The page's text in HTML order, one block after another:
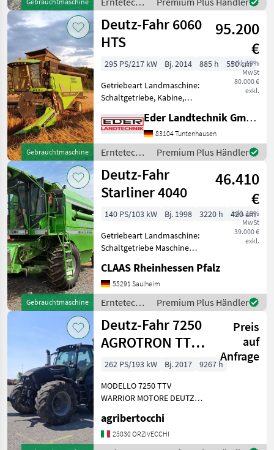
Grünland /
Deutz Fahr
Gebrauchtmaschine
Deutz-Fahr 6060
HTS
95.200
€
inkl. 19%
MwSt
80.000 €
exkl.
295 PS/217 kW Bj. 2014 885 h
550 cm
Getriebeart Landmaschine:
Schaltgetriebe, Kabine,
Verkauf im Kundenauftrag
Direktkontakt Lukas
Kratzmaier:
0.1.7.1.7.5.1.7.7.6.2 Deutz-
Dresche
Eder Landtechnik GmbH
83104 Tuntenhausen
Erntetechnik
Ackerbau /
Deutz Fahr
Premium Plus Händler
Gebrauchtmaschine
Deutz-Fahr
Starliner 4040
46.410
€
inkl. 19%
MwSt
39.000 €
exkl.
140 PS/103 kW Bj. 1998 3220 h
420 cm
Getriebeart Landmaschine:
Schaltgetriebe Maschine
guten Zustand und ist
sofort einsatzbereit!!!
Erntetechnik Ackerbau
Mähdrescher
CLAAS Rheinhessen Pfalz
55291 Saulheim
Erntetechnik
Ackerbau /
Deutz Fahr
Premium Plus Händler
Deutz-Fahr 7250
AGROTRON TTV
WARRIOR
Preis
auf
Anfrage
262 PS/193 kW Bj. 2017
9267 h
MODELLO 7250 TTV
WARRIOR MOTORE DEUTZ
CILINDRI 6 POTENZA 262 CV
TRASMISSIONE A
VARIAZIONE CONTINUA
agribertocchi
25030 ORZIVECCHI